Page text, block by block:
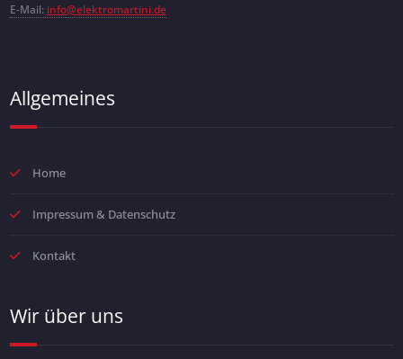
E-Mail: info@elektromartini.de
Allgemeines
Home
Impressum & Datenschutz
Kontakt
Wir über uns